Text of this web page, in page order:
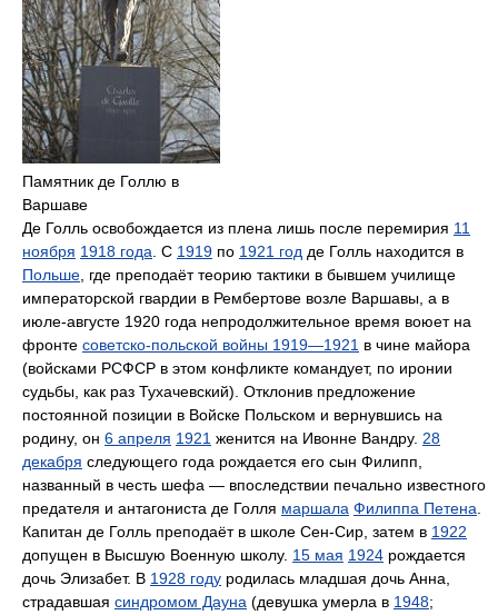
Памятник де Голлю в
Варшаве
Де Голль освобождается из плена лишь после перемирия 11
ноября 1918 года. С 1919 по 1921 год де Голль находится в
Польше, где преподаёт теорию тактики в бывшем училище
императорской гвардии в Рембертове возле Варшавы, а в
июле-августе 1920 года непродолжительное время воюет на
фронте советско-польской войны 1919—1921 в чине майора
(войсками РСФСР в этом конфликте командует, по иронии
судьбы, как раз Тухачевский). Отклонив предложение
постоянной позиции в Войске Польском и вернувшись на
родину, он 6 апреля 1921 женится на Ивонне Вандру. 28
декабря следующего года рождается его сын Филипп,
названный в честь шефа — впоследствии печально известного
предателя и антагониста де Голля маршала Филиппа Петена.
Капитан де Голль преподаёт в школе Сен-Сир, затем в 1922
допущен в Высшую Военную школу. 15 мая 1924 рождается
дочь Элизабет. В 1928 году родилась младшая дочь Анна,
страдавшая синдромом Дауна (девушка умерла в 1948;